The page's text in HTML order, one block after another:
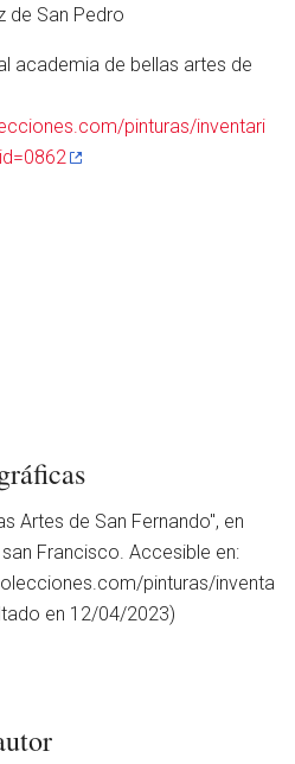
de San Pedro
academia de bellas artes de
pinturas/inventari
Artes de San Fernando", en
Francisco. Accesible en:
pinturas/inventa
en 12/04/2023)